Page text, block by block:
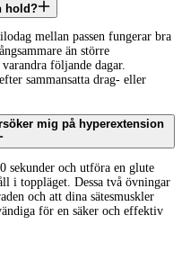
hold?
mellan passen fungerar bra
än större
följande dagar.
sammansatta drag- eller
mig på hyperextension
sekunder och utföra en glute
i toppläget. Dessa två övningar
och att dina sätesmuskler
för en säker och effektiv